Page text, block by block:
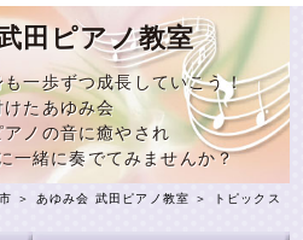
田ピアノ教室
一歩ずつ成長していこう！
けたあゆみ会
ノの音に癒やされ
一緒に奏でてみませんか？
＞ あゆみ会 武田ピアノ教室 ＞
トピックス